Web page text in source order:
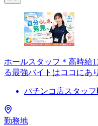
ホールスタッフ＊高時給
る最強バイトはココにあ
パチンコ店スタッフ
勤務地